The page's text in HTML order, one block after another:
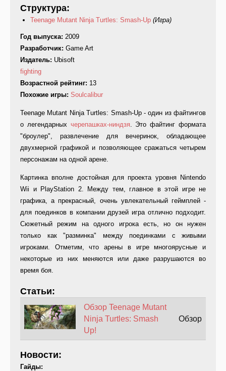
Структура:
Teenage Mutant Ninja Turtles: Smash-Up (Игра)
Год выпуска: 2009
Разработчик: Game Art
Издатель: Ubisoft
fighting
Возрастной рейтинг: 13
Похожие игры: Soulcalibur
Teenage Mutant Ninja Turtles: Smash-Up - один из файтингов
о легендарных черепашках-ниндзя. Это файтинг формата
"броулер", развлечение для вечеринок, обладающее
двухмерной графикой и позволяющее сражаться четырем
персонажам на одной арене.
Картинка вполне достойная для проекта уровня Nintendo
Wii и PlayStation 2. Между тем, главное в этой игре не
графика, а прекрасный, очень увлекательный геймплей -
для поединков в компании друзей игра отлично подходит.
Сюжетный режим на одного игрока есть, но он нужен
только как "разминка" между поединками с живыми
игроками. Отметим, что арены в игре многоярусные и
некоторые из них меняются или даже разрушаются во
время боя.
Статьи:
Обзор Teenage Mutant
Ninja Turtles: Smash
Up!
Обзор
Новости:
Гайды: